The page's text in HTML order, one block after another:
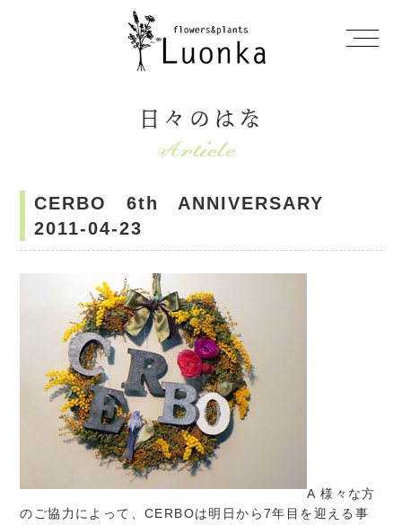
日々のはな
CERBO 6th ANNIVERSARY
2011-04-23
A 様々な方
のご協力によって、CERBOは明日から7年目を迎える事